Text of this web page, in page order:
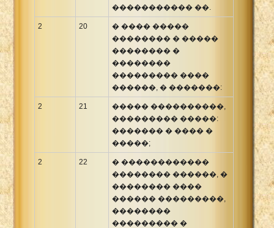
����������� ��.
2 20
� ���� �����
�������� � �����
�������� �
��������
��������� ����
������, � �������:
2 21
����� ����������,
��������� �����:
������� � ���� �
�����;
2 22
� ������������
�������� ������, �
�������� ����
������ ���������,
��������
��������� �